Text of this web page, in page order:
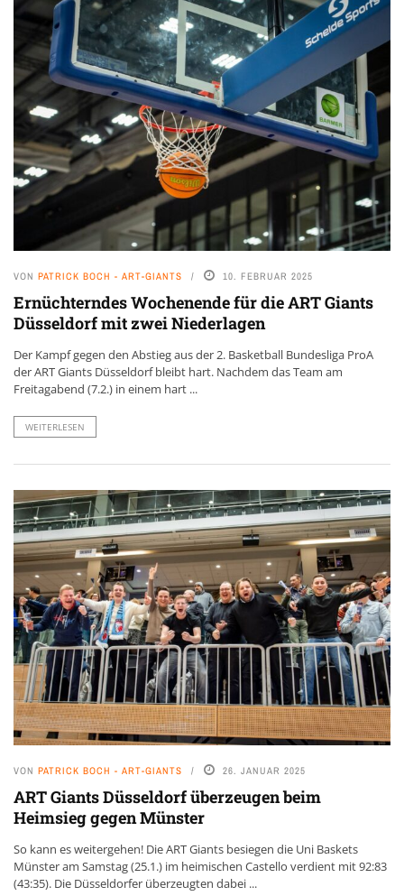
VON PATRICK BOCH - ART-GIANTS 10. FEBRUAR 2025
Ernüchterndes Wochenende für die ART Giants
Düsseldorf mit zwei Niederlagen
Der Kampf gegen den Abstieg aus der 2. Basketball Bundesliga ProA
der ART Giants Düsseldorf bleibt hart. Nachdem das Team am
Freitagabend (7.2.) in einem hart ...
WEITERLESEN
VON PATRICK BOCH - ART-GIANTS 26. JANUAR 2025
ART Giants Düsseldorf überzeugen beim
Heimsieg gegen Münster
So kann es weitergehen! Die ART Giants besiegen die Uni Baskets
Münster am Samstag (25.1.) im heimischen Castello verdient mit 92:83
(43:35). Die Düsseldorfer überzeugten dabei ...